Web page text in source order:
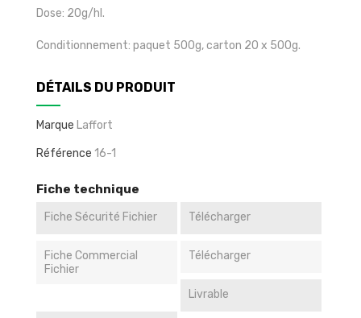
Dose: 20g/hl.
Conditionnement: paquet 500g, carton 20 x 500g.
DÉTAILS DU PRODUIT
Marque Laffort
Référence 16-1
Fiche technique
Fiche Sécurité Fichier Télécharger
Fiche Commercial
Fichier
Télécharger
Livrable